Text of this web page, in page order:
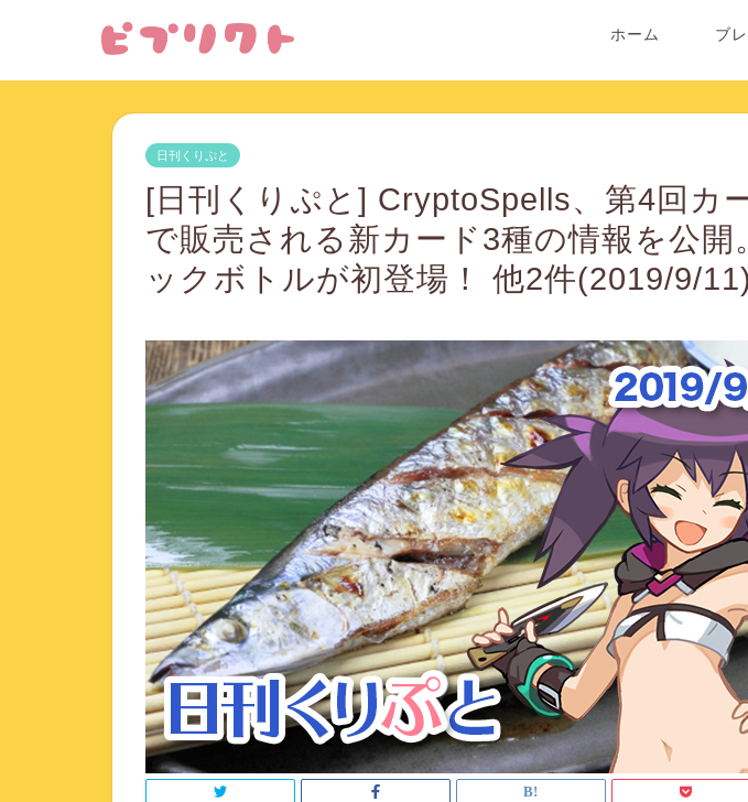
ホーム ブ
日刊くりぷと
[日刊くりぷと] CryptoSpells、第4回カ
で販売される新カード3種の情報を公開
ックボトルが初登場！ 他2件(2019/9/11)